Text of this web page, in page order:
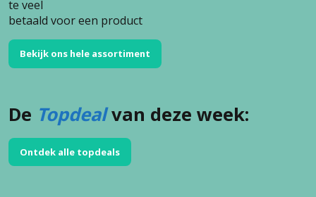
te veel
betaald voor een product
Bekijk ons hele assortiment
De Topdealvan deze week:
Ontdek alle topdeals